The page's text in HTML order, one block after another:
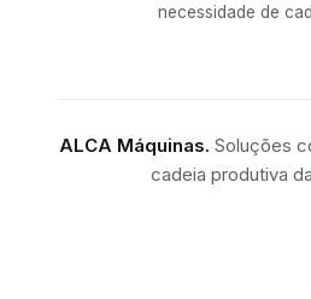
necessidade de
ALCA Máquinas. Soluções
cadeia produtiva